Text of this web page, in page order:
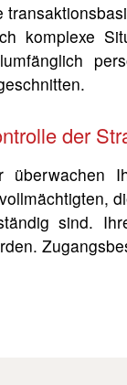
komplexe
der
überwachen
sind.